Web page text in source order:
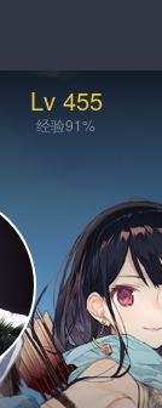
Lv 455
经验91%